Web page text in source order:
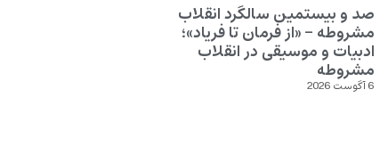
صد و بیستمین سالگرد انقلاب
مشروطه – «از فرمان تا فریاد»؛
ادبیات و موسیقی در انقلاب
مشروطه
6 آگوست 2026